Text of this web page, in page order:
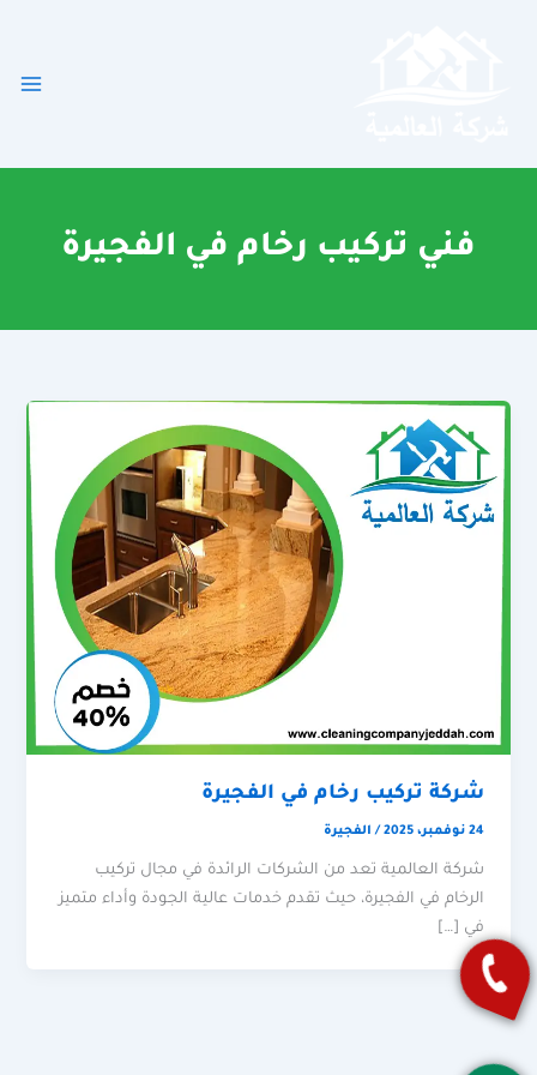
فني تركيب رخام في الفجيرة
شركة تركيب رخام في الفجيرة
24 نوفمبر، 2025 / الفجيرة
شركة العالمية تعد من الشركات الرائدة في مجال تركيب
الرخام في الفجيرة، حيث تقدم خدمات عالية الجودة وأداء متميز
في […]